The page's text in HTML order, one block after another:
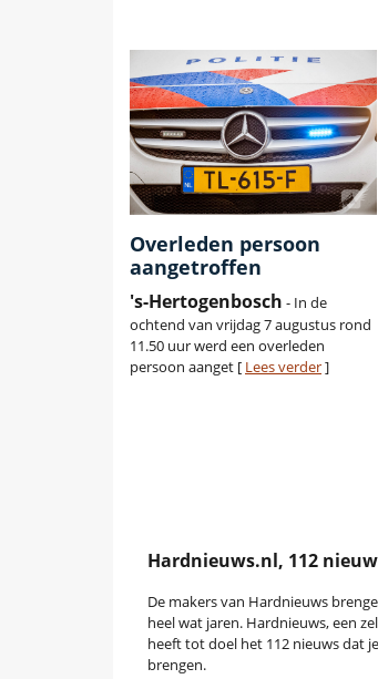
Overleden persoon
aangetroffen
's-Hertogenbosch - In de
ochtend van vrijdag 7 augustus rond
11.50 uur werd een overleden
persoon aanget [ Lees verder]
Hardnieuws.nl, 112
De makers van Hardnieuws
heel wat jaren. Hardnieuws, een
heeft tot doel het 112 nieuws dat
brengen.